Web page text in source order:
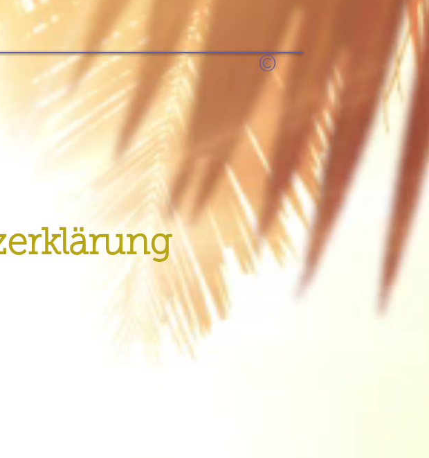
©
mit Ihren personenbezogenen Daten passiert,
Daten, mit denen Sie persönlich identifiziert
entnehmen Sie unserer unter diesem Text
von entsprechenden Rechtsverletzungen werden